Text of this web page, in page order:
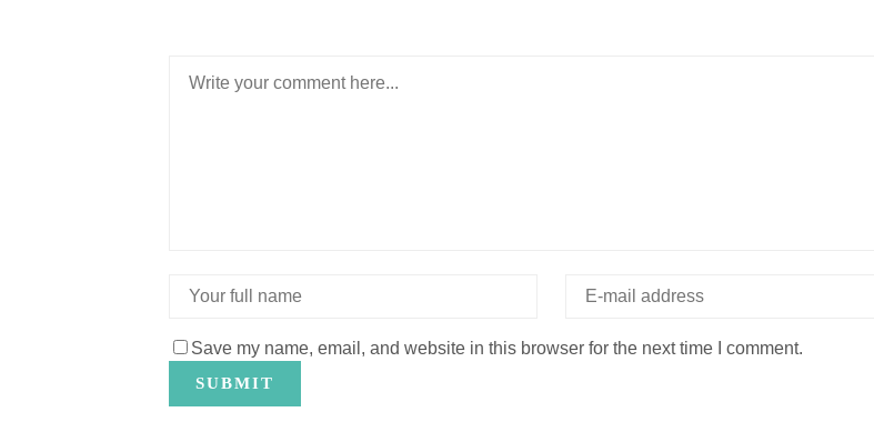
Save my name, email, and website in this browser for the next time I comment.